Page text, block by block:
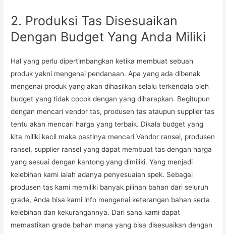
2. Produksi Tas Disesuaikan
Dengan Budget Yang Anda Miliki
Hal yang perlu dipertimbangkan ketika membuat sebuah
produk yakni mengenai pendanaan. Apa yang ada dibenak
mengenai produk yang akan dihasilkan selalu terkendala oleh
budget yang tidak cocok dengan yang diharapkan. Begitupun
dengan mencari vendor tas, produsen tas ataupun supplier tas
tentu akan mencari harga yang terbaik. Dikala budget yang
kita miliki kecil maka pastinya mencari Vendor ransel, produsen
ransel, supplier ransel yang dapat membuat tas dengan harga
yang sesuai dengan kantong yang dimiliki. Yang menjadi
kelebihan kami ialah adanya penyesuaian spek. Sebagai
produsen tas kami memiliki banyak pilihan bahan dari seluruh
grade, Anda bisa kami info mengenai keterangan bahan serta
kelebihan dan kekurangannya. Dari sana kami dapat
memastikan grade bahan mana yang bisa disesuaikan dengan